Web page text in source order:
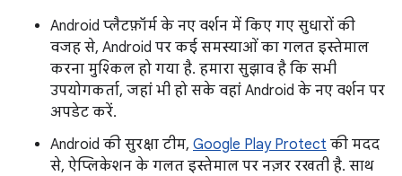
Android प्लैटफ़ॉर्म के नए वर्शन में किए गए सुधारों की
वजह से, Android पर कई समस्याओं का गलत इस्तेमाल
करना मुश्किल हो गया है. हमारा सुझाव है कि सभी
उपयोगकर्ता, जहां भी हो सके वहां Android के नए वर्शन पर
अपडेट करें.
Android की सुरक्षा टीम, Google Play Protect की मदद
से, ऐप्लिकेशन के गलत इस्तेमाल पर नज़र रखती है. साथ